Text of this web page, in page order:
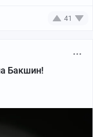
41
Бакшин!